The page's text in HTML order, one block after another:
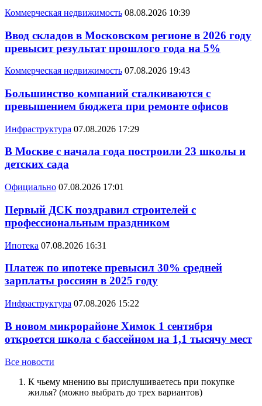
Коммерческая недвижимость 08.08.2026 10:39
Ввод складов в Московском регионе в 2026 году
превысит результат прошлого года на 5%
Коммерческая недвижимость 07.08.2026 19:43
Большинство компаний сталкиваются с
превышением бюджета при ремонте офисов
Инфраструктура 07.08.2026 17:29
В Москве с начала года построили 23 школы и
детских сада
Официально 07.08.2026 17:01
Первый ДСК поздравил строителей с
профессиональным праздником
Ипотека 07.08.2026 16:31
Платеж по ипотеке превысил 30% средней
зарплаты россиян в 2025 году
Инфраструктура 07.08.2026 15:22
В новом микрорайоне Химок 1 сентября
откроется школа с бассейном на 1,1 тысячу мест
Все новости
К чьему мнению вы прислушиваетесь при покупке
жилья? (можно выбрать до трех вариантов)